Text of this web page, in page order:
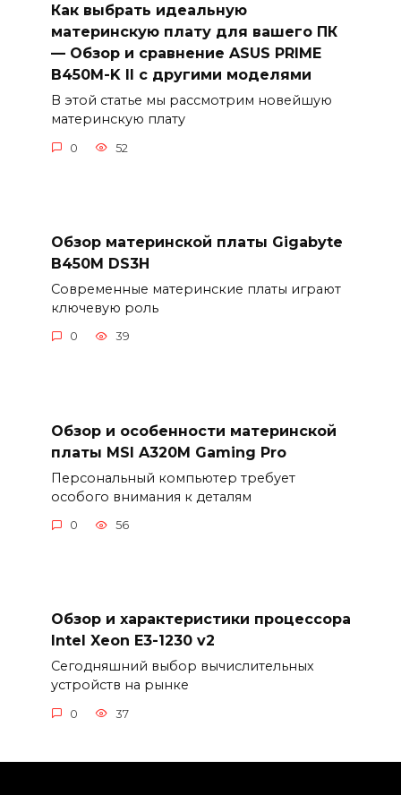
Как выбрать идеальную
материнскую плату для вашего ПК
— Обзор и сравнение ASUS PRIME
B450M-K II с другими моделями
В этой статье мы рассмотрим новейшую
материнскую плату
0 52
Обзор материнской платы Gigabyte
B450M DS3H
Современные материнские платы играют
ключевую роль
0 39
Обзор и особенности материнской
платы MSI A320M Gaming Pro
Персональный компьютер требует
особого внимания к деталям
0 56
Обзор и характеристики процессора
Intel Xeon E3-1230 v2
Сегодняшний выбор вычислительных
устройств на рынке
0 37